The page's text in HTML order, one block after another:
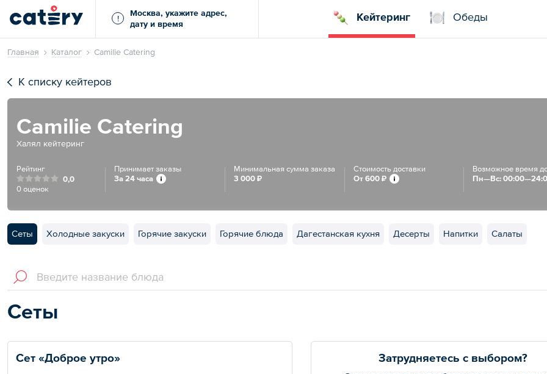
!
Москва, укажите адрес,
дату и время
Кейтеринг Обеды
Главная Каталог Camilie Catering
К списку кейтеров
Camilie Catering
Халял кейтеринг
Рейтинг
0,0
0 оценок
Принимает заказы
За 24 часа
Минимальная сумма заказа
3 000 ₽
Стоимость доставки
От 600 ₽
Возможное время
Пн—Вс:
Сеты Холодные закуски Горячие закуски Горячие блюда Дагестанская кухня Десерты Напитки Салаты
Сеты
Затрудняетесь с выбором?
Сет «Доброе утро»